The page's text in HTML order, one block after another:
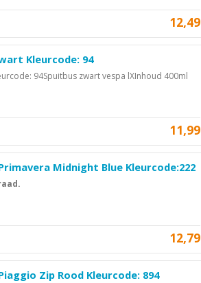
12,49
Kleurcode: 94
94Spuitbus zwart vespa lXInhoud 400ml
11,99
Midnight Blue Kleurcode:222
12,79
Zip Rood Kleurcode: 894